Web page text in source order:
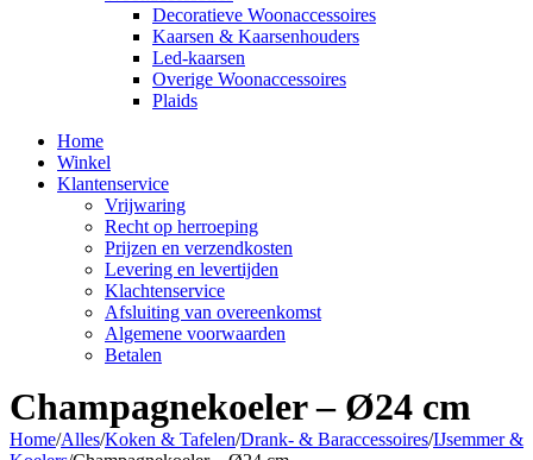
Decoratieve Woonaccessoires
Kaarsen & Kaarsenhouders
Led-kaarsen
Overige Woonaccessoires
Plaids
Home
Winkel
Klantenservice
Vrijwaring
Recht op herroeping
Prijzen en verzendkosten
Levering en levertijden
Klachtenservice
Afsluiting van overeenkomst
Algemene voorwaarden
Betalen
Champagnekoeler – Ø24 cm
Home/Alles/Koken & Tafelen/Drank- & Baraccessoires/IJsemmer &